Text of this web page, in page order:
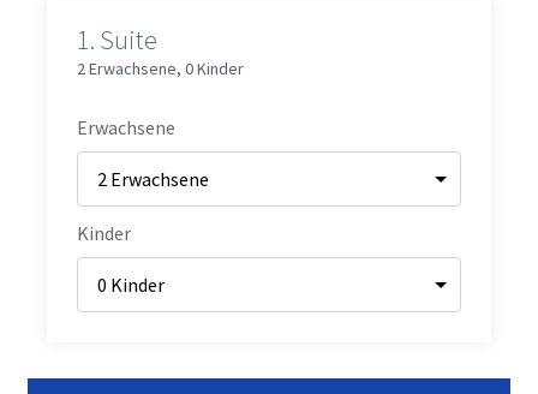
1. Suite
2 Erwachsene, 0 Kinder
Erwachsene
Kinder